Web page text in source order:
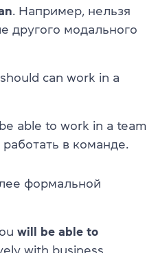
. Например, нельзя
другого модального
can work in a
able to work in a team
в команде.
формальной
will be able to
with business